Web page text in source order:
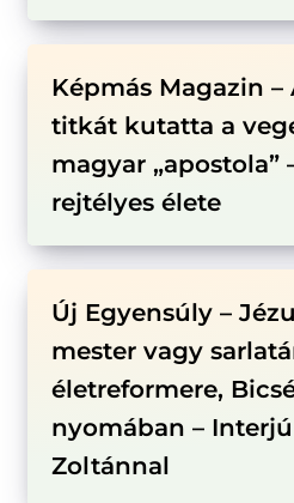
Képmás Magazin –
titkát kutatta a
magyar „apostola”
rejtélyes élete
Új Egyensúly –
mester vagy
életreformere,
nyomában –
Zoltánnal